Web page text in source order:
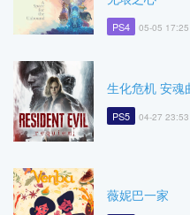
PS4 05-05 17:25
生化危机 安魂
PS5 04-27 23:53
薇妮巴一家